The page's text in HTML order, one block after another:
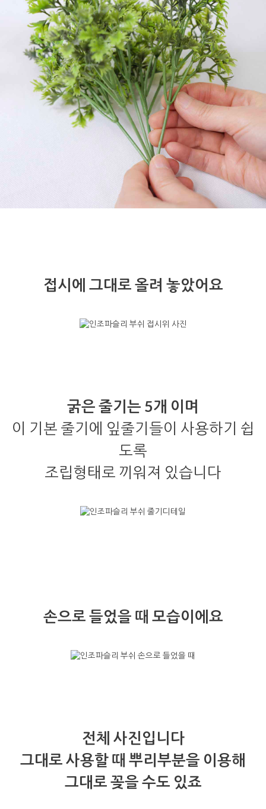
접시에 그대로 올려 놓았어요
굵은 줄기는 5개 이며
이 기본 줄기에 잎줄기들이 사용하기 쉽
도록
조립형태로 끼워져 있습니다
손으로 들었을 때 모습이에요
전체 사진입니다
그대로 사용할 때 뿌리부분을 이용해
그대로 꽂을 수도 있죠